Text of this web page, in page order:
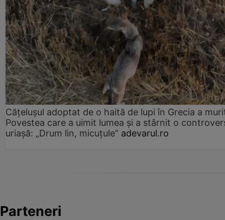
Cățelușul adoptat de o haită de lupi în Grecia a
Povestea care a uimit lumea și a stârnit o
uriașă: „Drum lin, micuțule” adevarul.ro
Parteneri